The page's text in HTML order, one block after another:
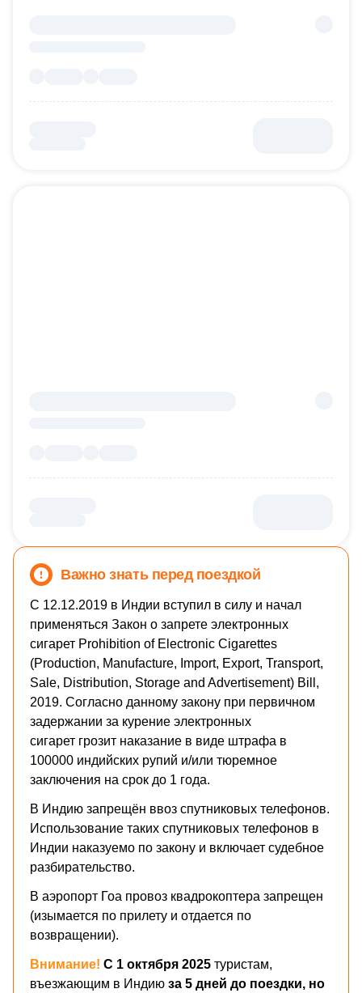
Важно знать перед поездкой
С 12.12.2019 в Индии вступил в силу и начал
применяться Закон о запрете электронных
сигарет Prohibition of Electronic Cigarettes
(Production, Manufacture, Import, Export, Transport,
Sale, Distribution, Storage and Advertisement) Bill,
2019. Согласно данному закону при первичном
задержании за курение электронных
сигарет грозит наказание в виде штрафа в
100000 индийских рупий и/или тюремное
заключения на срок до 1 года.
В Индию запрещён ввоз спутниковых телефонов.
Использование таких спутниковых телефонов в
Индии наказуемо по закону и включает судебное
разбирательство.
В аэропорт Гоа провоз квадрокоптера запрещен
(изымается по прилету и отдается по
возвращении).
Внимание! С 1 октября 2025 туристам,
въезжающим в Индию за 5 дней до поездки, но